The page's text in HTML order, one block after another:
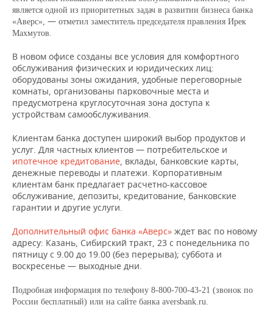
ОТКРЫТАЯ ЛЕКЦИЯ
БАСКЕТБОЛ
ВОЛЕЙБОЛ
КИБЕРСПОРТ
ФИГУРНОЕ КАТАНИЕ
ВОДНЫЕ ВИДЫ СПОРТА
ХОККЕЙ С МЯЧОМ
ИНФРАСТРУКТУРА
ИСТОРИЯ
КУЛЬТУРА
МЕДИЦИНА
ОБРАЗОВАНИЕ
ПРОИСШЕСТВИЯ
СПРАВОЧНИК
СПИСОК ПЕРСОН
СПИСОК КОМПАНИЙ
ПОЛНАЯ ВЕРСИЯ
является одной из приоритетных задач в развитии бизнеса банка
«Аверс», — отметил заместитель председателя правления Ирек
Махмутов.
В новом офисе созданы все условия для комфортного
обслуживания физических и юридических лиц:
оборудованы зоны ожидания, удобные переговорные
комнаты, организованы парковочные места и
предусмотрена круглосуточная зона доступа к
устройствам самообслуживания.
Клиентам банка доступен широкий выбор продуктов и
услуг. Для частных клиентов — потребительское и
ипотечное кредитование, вклады, банковские карты,
денежные переводы и платежи. Корпоративным
клиентам банк предлагает расчетно-кассовое
обслуживание, депозиты, кредитование, банковские
гарантии и другие услуги.
Дополнительный офис банка «Аверс» ждет вас по новому
адресу: Казань, Сибирский тракт, 23 с понедельника по
пятницу с 9.00 до 19.00 (без перерыва); суббота и
воскресенье — выходные дни.
Подробная информация по телефону 8-800-700-43-21 (звонок по
России бесплатный) или на сайте банка aversbank.ru.